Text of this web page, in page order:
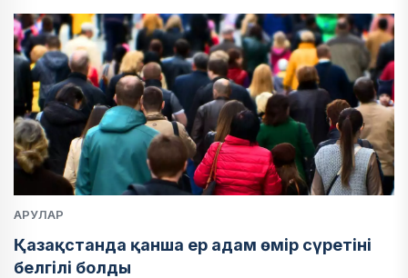
АРУЛАР
Қазақстанда қанша ер адам өмір сүретіні
белгілі болды